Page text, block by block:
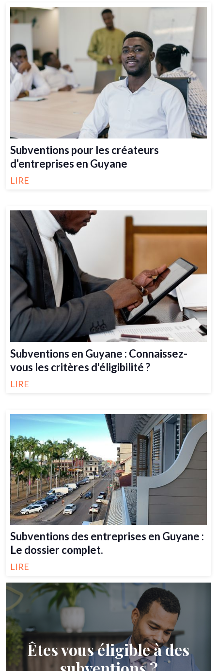
Subventions pour les créateurs
d'entreprises en Guyane
LIRE
Subventions en Guyane : Connaissez-
vous les critères d'éligibilité ?
LIRE
Subventions des entreprises en Guyane :
Le dossier complet.
LIRE
Êtes vous éligible à des